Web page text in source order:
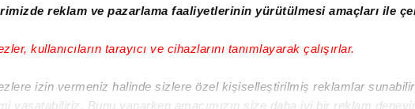
reklam ve pazarlama faaliyetlerinin yürütülmesi amaçları ile
kullanıcıların tarayıcı ve cihazlarını tanımlayarak çalışırlar.
izin vermeniz halinde sizlere özel kişiselleştirilmiş reklamlar
yaşatabiliriz. Bunu yaparken amacımızın size daha iyi bir reklam
da Var